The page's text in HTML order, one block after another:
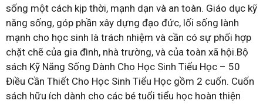
sống một cách kịp thời, mạnh dạn và an toàn. Giáo dục kỹ
năng sống, góp phần xây dựng đạo đức, lối sống lành
mạnh cho học sinh là trách nhiệm và cần có sự phối hợp
chặt chẽ của gia đình, nhà trường, và của toàn xã hội.Bộ
sách Kỹ Năng Sống Dành Cho Học Sinh Tiểu Học – 50
Điều Cần Thiết Cho Học Sinh Tiểu Học gồm 2 cuốn. Cuốn
sách hữu ích dành cho các bé tuổi tiểu học hoàn thiện